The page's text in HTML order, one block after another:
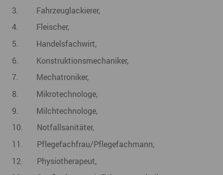
3. Fahrzeuglackierer,
4. Fleischer,
5. Handelsfachwirt,
6. Konstruktionsmechaniker,
7. Mechatroniker,
8. Mikrotechnologe,
9. Milchtechnologe,
10. Notfallsanitäter,
11. Pflegefachfrau/Pflegefachmann,
12. Physiotherapeut,